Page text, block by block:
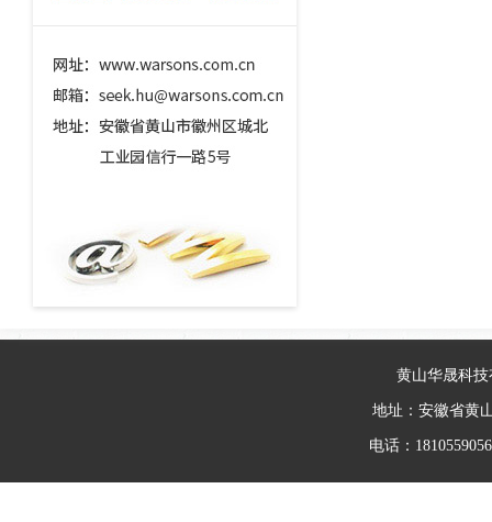
黄山华晟科
地址：安徽省黄
电话：